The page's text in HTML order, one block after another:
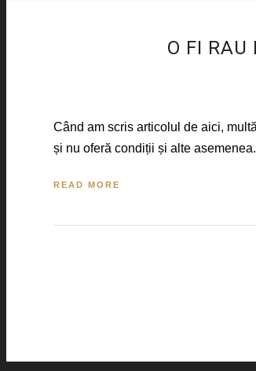
O FI RAU
Când am scris articolul de aici,
și nu oferă condiții și alte
READ MORE